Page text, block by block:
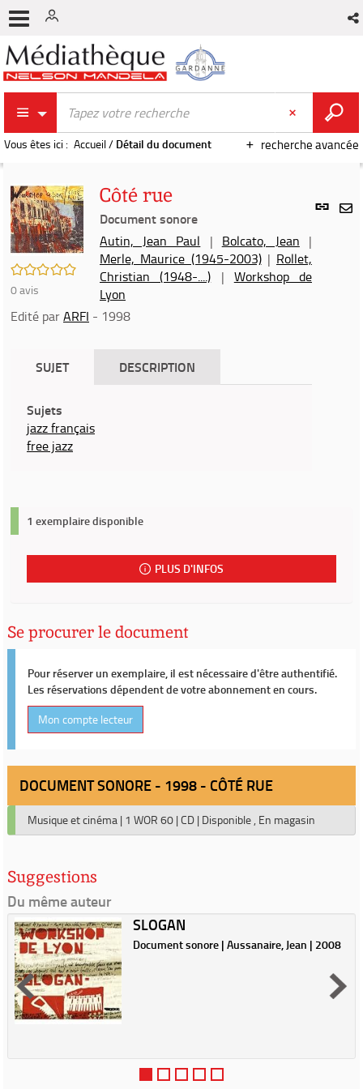
recherche avancée
Vous êtes ici : Accueil/ Détail du document
Lien
/5
0avis
Côté rue
Document sonore
Autin, Jean Paul | Bolcato, Jean |
Merle, Maurice (1945-2003)| Rollet,
Christian (1948-....) | Workshop de
Lyon
Edité parARFI - 1998
SUJET DESCRIPTION
Sujets
jazz français
free jazz
1 exemplaire disponible
PLUS D'INFOS
Se procurer le document
Pour réserver un exemplaire, il est nécessaire d'être authentifié.
Les réservations dépendent de votre abonnement en cours.
Mon compte lecteur
DOCUMENT SONORE - 1998 - CÔTÉ RUE
Musique et cinéma | 1 WOR 60 | CD | Disponible , En magasin
Suggestions
Du même auteur
SLOGAN
Document sonore | Aussanaire, Jean | 2008